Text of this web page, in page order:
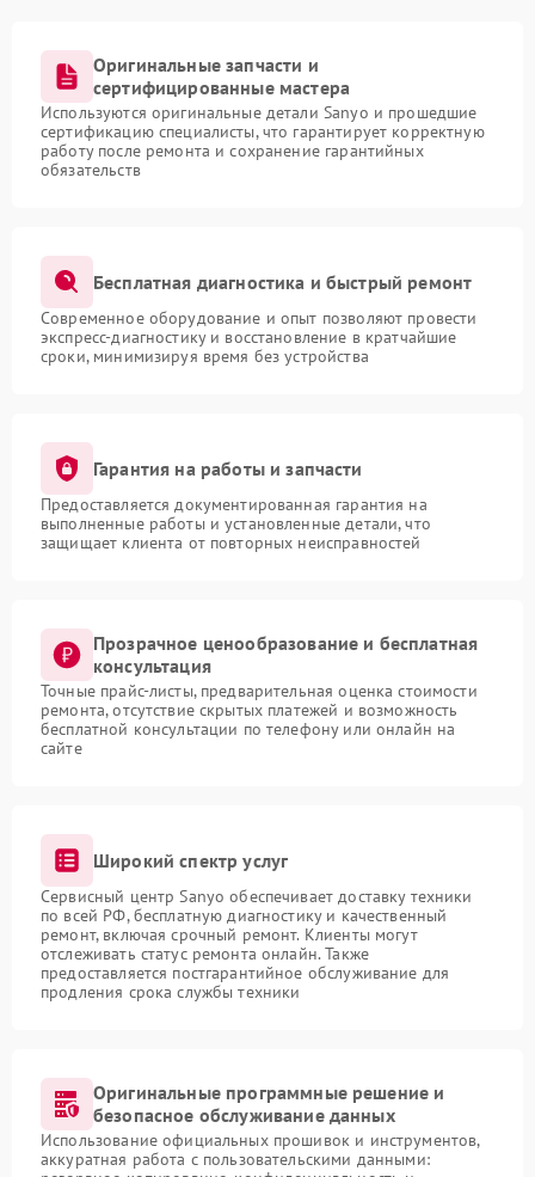
Оригинальные запчасти и
сертифицированные мастера
Используются оригинальные детали Sanyo и прошедшие
сертификацию специалисты, что гарантирует корректную
работу после ремонта и сохранение гарантийных
обязательств
Бесплатная диагностика и быстрый ремонт
Современное оборудование и опыт позволяют провести
экспресс-диагностику и восстановление в кратчайшие
сроки, минимизируя время без устройства
Гарантия на работы и запчасти
Предоставляется документированная гарантия на
выполненные работы и установленные детали, что
защищает клиента от повторных неисправностей
Прозрачное ценообразование и бесплатная
консультация
Точные прайс-листы, предварительная оценка стоимости
ремонта, отсутствие скрытых платежей и возможность
бесплатной консультации по телефону или онлайн на
сайте
Широкий спектр услуг
Сервисный центр Sanyo обеспечивает доставку техники
по всей РФ, бесплатную диагностику и качественный
ремонт, включая срочный ремонт. Клиенты могут
отслеживать статус ремонта онлайн. Также
предоставляется постгарантийное обслуживание для
продления срока службы техники
Оригинальные программные решение и
безопасное обслуживание данных
Использование официальных прошивок и инструментов,
аккуратная работа с пользовательскими данными: